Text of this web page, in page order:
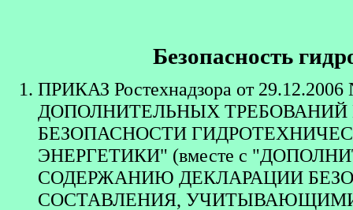
Безопасность
ПРИКАЗ Ростехнадзора от
ДОПОЛНИТЕЛЬНЫХ
БЕЗОПАСНОСТИ
ЭНЕРГЕТИКИ" (вместе с
СОДЕРЖАНИЮ ДЕКЛАРАЦИИ
СОСТАВЛЕНИЯ,